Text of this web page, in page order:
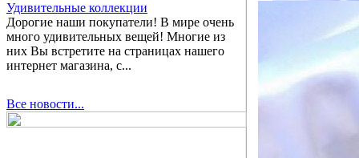
Удивительные коллекции
Дорогие наши покупатели! В мире очень
много удивительных вещей! Многие из
них Вы встретите на страницах нашего
интернет магазина, с...
Все новости...